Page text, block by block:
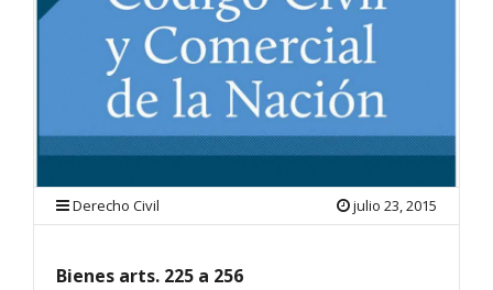
Derecho Civil julio 23, 2015
Bienes arts. 225 a 256